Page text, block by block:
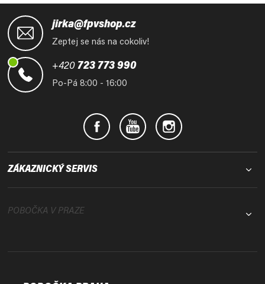
jirka@fpvshop.cz
Zeptej se nás na cokoliv!
+420 723 773 990
Po-Pá 8:00 - 16:00
ZÁKAZNICKÝ SERVIS
POBOČKA V PRAZE